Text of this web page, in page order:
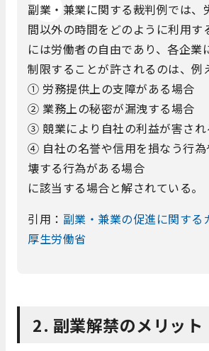
副業・兼業に関する裁判例では、
間以外の時間をどのように利用す
には労働者の自由であり、各企業
制限することが許されるのは、例
① 労務提供上の支障がある場合
② 業務上の秘密が漏洩する場合
③ 競業により自社の利益が害され
④ 自社の名誉や信用を損なう行
壊する行為がある場合
に該当する場合と解されている。
引用： 副業・兼業の促進に関する
厚生労働省
2. 副業解禁のメリット